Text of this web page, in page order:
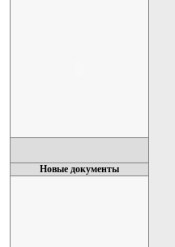
Новые документы